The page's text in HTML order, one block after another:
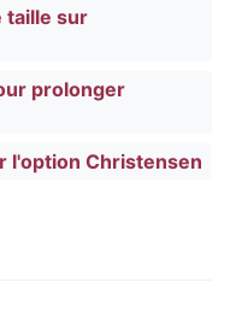
taille sur
prolonger
l'option Christensen